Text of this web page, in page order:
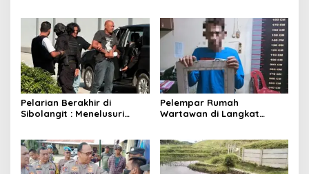
Pelarian Berakhir di
Sibolangit : Menelusuri
Pelempar Rumah
Wartawan di Langkat